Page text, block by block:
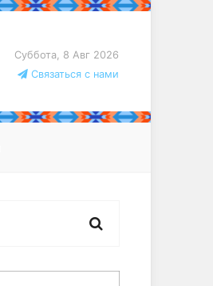
Суббота, 8 Авг 2026
Связаться с нами